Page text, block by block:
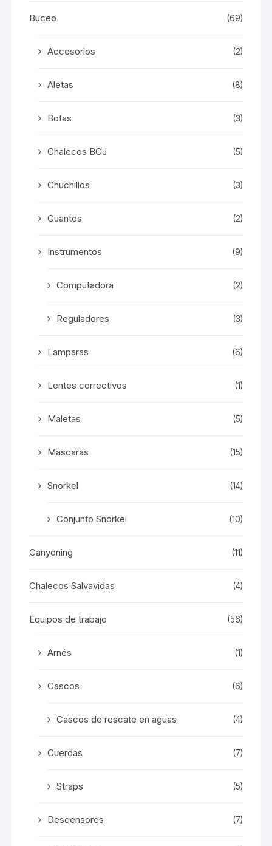
Buceo (69)
Accesorios (2)
Aletas (8)
Botas (3)
Chalecos BCJ (5)
Chuchillos (3)
Guantes (2)
Instrumentos (9)
Computadora (2)
Reguladores (3)
Lamparas (6)
Lentes correctivos (1)
Maletas (5)
Mascaras (15)
Snorkel (14)
Conjunto Snorkel (10)
Canyoning (11)
Chalecos Salvavidas (4)
Equipos de trabajo (56)
Arnés (1)
Cascos (6)
Cascos de rescate en aguas (4)
Cuerdas (7)
Straps (5)
Descensores (7)